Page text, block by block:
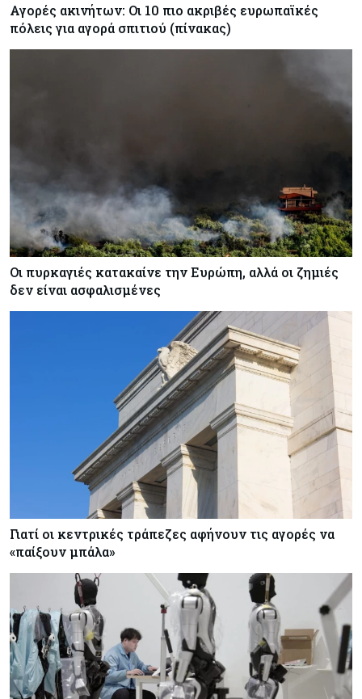
Αγορές ακινήτων: Οι 10 πιο ακριβές ευρωπαϊκές
πόλεις για αγορά σπιτιού (πίνακας)
Οι πυρκαγιές κατακαίνε την Ευρώπη, αλλά οι ζημιές
δεν είναι ασφαλισμένες
Γιατί οι κεντρικές τράπεζες αφήνουν τις αγορές να
«παίξουν μπάλα»